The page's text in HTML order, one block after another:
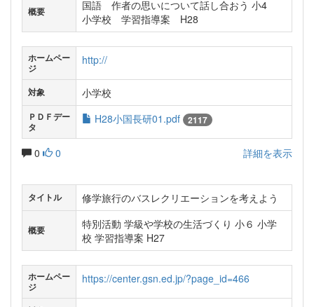
概要
国語 作者の思いについて話し合おう 小4
小学校 学習指導案 H28
ホームペー
ジ
http://
対象 小学校
ＰＤＦデー
タ
H28小国長研01.pdf 2117
0 0 詳細を表示
タイトル 修学旅行のバスレクリエーションを考えよう
概要
特別活動 学級や学校の生活づくり 小６ 小学
校 学習指導案 H27
ホームペー
ジ
https://center.gsn.ed.jp/?page_id=466